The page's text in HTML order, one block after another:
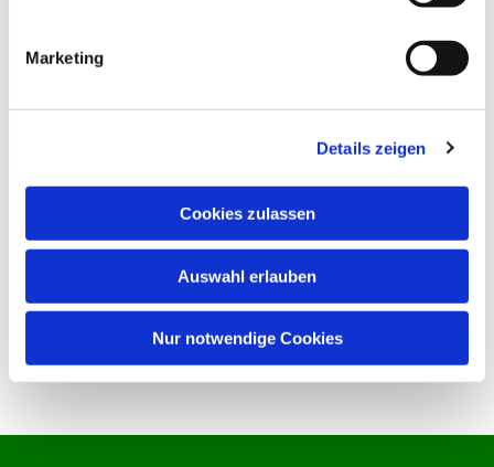
Marketing
Details zeigen
Cookies zulassen
Auswahl erlauben
Nur notwendige Cookies